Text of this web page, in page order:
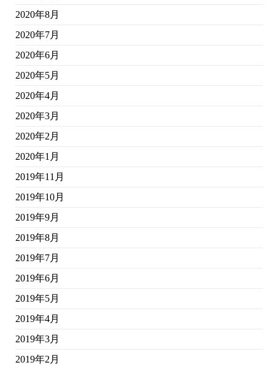
2020年8月
2020年7月
2020年6月
2020年5月
2020年4月
2020年3月
2020年2月
2020年1月
2019年11月
2019年10月
2019年9月
2019年8月
2019年7月
2019年6月
2019年5月
2019年4月
2019年3月
2019年2月